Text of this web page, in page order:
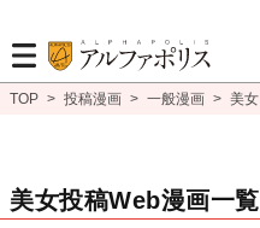
TOP > 投稿漫画 > 一般漫画 > 美女
美女投稿Web漫画一覧